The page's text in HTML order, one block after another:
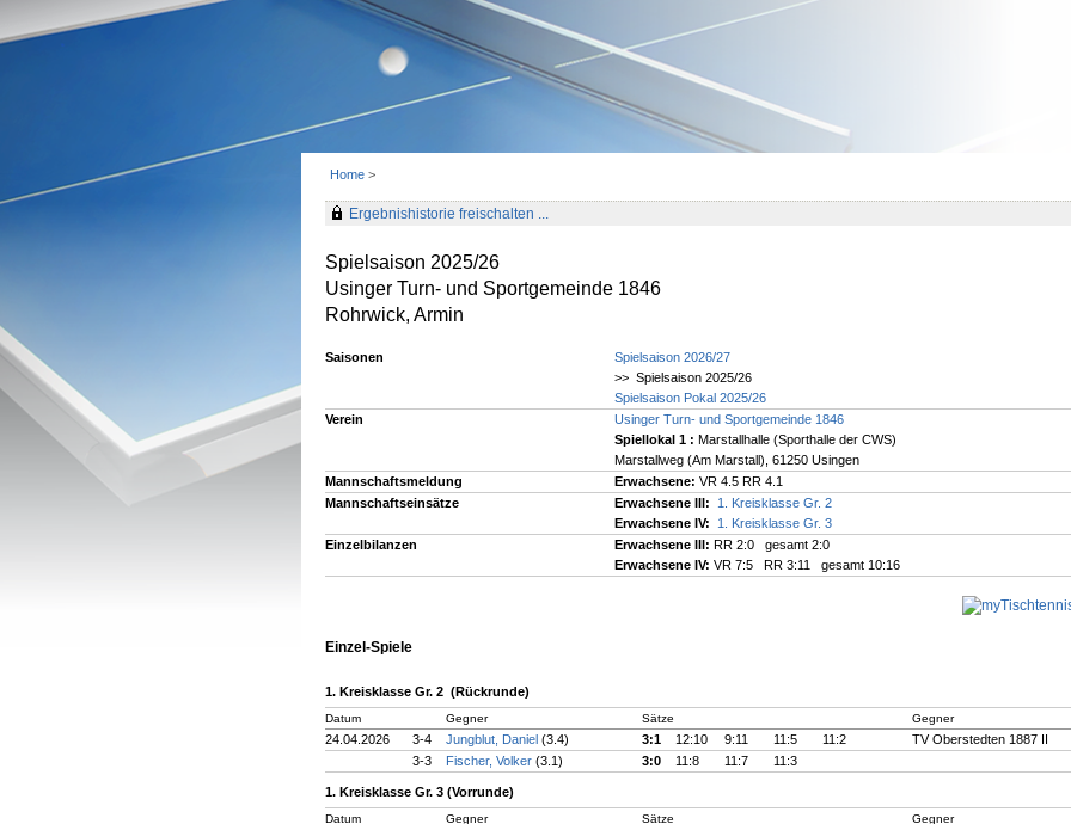
Home >
Ergebnishistorie freischalten ...
Spielsaison 2025/26
Usinger Turn- und Sportgemeinde 1846
Rohrwick, Armin
Saisonen
Spielsaison 2026/27
>> Spielsaison 2025/26
Spielsaison Pokal 2025/26
Verein
Usinger Turn- und Sportgemeinde 1846
Spiellokal 1 : Marstallhalle (Sporthalle der CWS)
Marstallweg (Am Marstall), 61250 Usingen
Mannschaftsmeldung
Erwachsene: VR 4.5 RR 4.1
Mannschaftseinsätze
Erwachsene III:
1. Kreisklasse Gr. 2
Erwachsene IV:
1. Kreisklasse Gr. 3
Einzelbilanzen
Erwachsene III: RR 2:0 gesamt 2:0
Erwachsene IV: VR 7:5 RR 3:11 gesamt 10:16
Einzel-Spiele
1. Kreisklasse Gr. 2 (Rückrunde)
Datum Gegner Sätze Gegner
24.04.2026 3-4 Jungblut, Daniel (3.4) 3:1 12:10 9:11 11:5 11:2 TV Oberstedten 1887 II
3-3
Fischer, Volker (3.1) 3:0 11:8 11:7 11:3
1. Kreisklasse Gr. 3 (Vorrunde)
Datum Gegner Sätze Gegner